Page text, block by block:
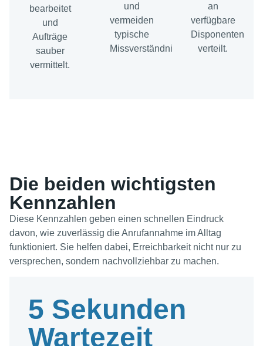
bearbeitet
und
Aufträge
sauber
vermittelt.
und
vermeiden
typische
Missverständnisse.
an
verfügbare
Disponenten
verteilt.
Die beiden wichtigsten
Kennzahlen
Diese Kennzahlen geben einen schnellen Eindruck
davon, wie zuverlässig die Anrufannahme im Alltag
funktioniert. Sie helfen dabei, Erreichbarkeit nicht nur zu
versprechen, sondern nachvollziehbar zu machen.
5 Sekunden
Wartezeit